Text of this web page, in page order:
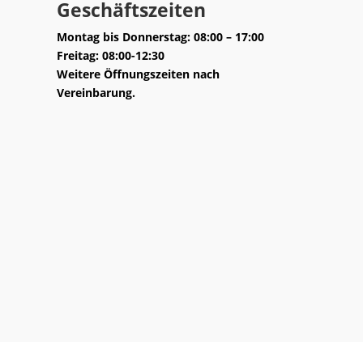
Geschäftszeiten
Montag bis Donnerstag: 08:00 – 17:00
Freitag: 08:00-12:30
Weitere Öffnungszeiten nach
Vereinbarung.